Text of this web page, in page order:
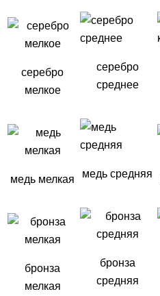
серебро
мелкое
серебро
среднее
медь мелкая медь средняя
бронза
мелкая
бронза
средняя